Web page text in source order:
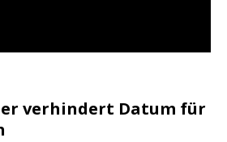
verhindert Datum für